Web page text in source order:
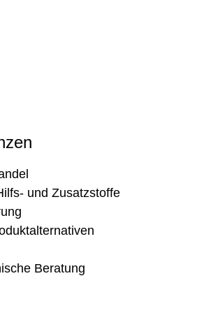
und Zusatzstoffe
Beratung